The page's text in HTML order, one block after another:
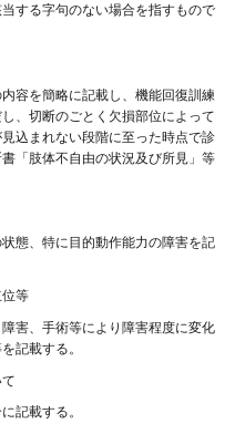
する字句のない場合を指すもので
容を簡略に記載し、機能回復訓練
、切断のごとく欠損部位によって
込まれない段階に至った時点で診
「肢体不自由の状況及び所見」等
態、特に目的動作能力の障害を記
等
害、手術等により障害程度に変化
記載する。
記載する。